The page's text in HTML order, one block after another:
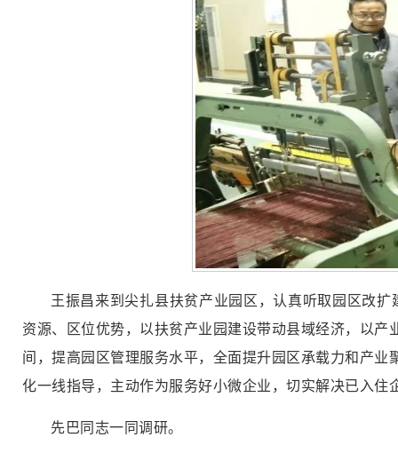
王振昌来到尖扎县扶贫产业园区，认真听取园区改
资源、区位优势，以扶贫产业园建设带动县域经济，以
间，提高园区管理服务水平，全面提升园区承载力和产
化一线指导，主动作为服务好小微企业，切实解决已入
先巴同志一同调研。